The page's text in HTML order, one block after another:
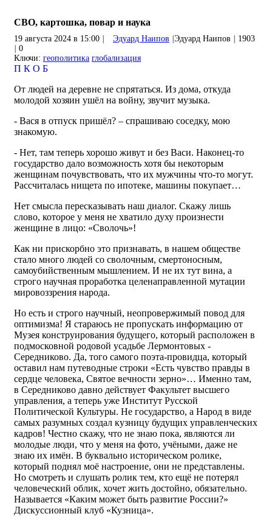
СВО, картошка, повар и наука
19 августа 2024 в 15:00 Эдуард Наипов Эдуард Наипов
1903
0
Ключи: геополитика глобализация
П К О Б
От людей на деревне не спрятаться. Из дома, откуда
молодой хозяин ушёл на войну, звучит музыка.
- Вася в отпуск пришёл? – спрашиваю соседку, мою
знакомую.
- Нет, там теперь хорошо живут и без Васи. Наконец-то
государство дало возможность хотя бы некоторым
женщинам почувствовать, что их мужчины что-то могут.
Рассчиталась нищета по ипотеке, машины покупает…
Нет смысла пересказывать наш диалог. Скажу лишь
слово, которое у меня не хватило духу произнести
женщине в лицо: «Сволочь»!
Как ни прискорбно это признавать, в нашем обществе
стало много людей со сволочным, смертоносным,
самоубийственным мышлением. И не их тут вина, а
строго научная проработка целенаправленной мутации
мировоззрения народа.
Но есть и строго научный, неопровержимый повод для
оптимизма! Я стараюсь не пропускать информацию от
Музея конструирования будущего, который расположен в
подмосковной родовой усадьбе Лермонтовых -
Середниково. Да, того самого поэта-провидца, который
оставил нам путеводные строки «Есть чувство правды в
сердце человека, Святое вечности зерно»… Именно там,
в Середниково давно действует Факультет высшего
управления, а теперь уже Институт Русской
Политической Культуры. Не государство, а Народ в виде
самых разумных создал кузницу будущих управленческих
кадров! Честно скажу, что не знаю пока, являются ли
молодые люди, что у меня на фото, учёными, даже не
знаю их имён. В буквально историческом ролике,
который поднял моё настроение, они не представлены.
Но смотреть и слушать ролик тем, кто ещё не потерял
человеческий облик, хочет жить достойно, обязательно.
Называется «Каким может быть развитие России?»
Дискуссионный клуб «Кузница».